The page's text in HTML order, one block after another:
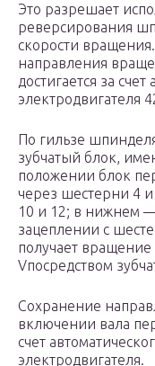
Это разрешает
реверсирования
скорости
направления
достигается за
электродвигателя
По гильзе
зубчатый блок,
положении блок
через шестерни 4
10 и 12; в нижнем
зацеплении с
получает вращение
Vпосредством
Сохранение
включении вала
счет
электродвигателя.